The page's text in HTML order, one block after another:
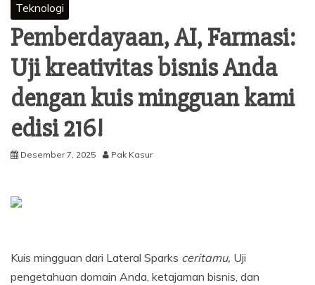
Teknologi
Pemberdayaan, AI, Farmasi:
Uji kreativitas bisnis Anda
dengan kuis mingguan kami
edisi 216!
Desember 7, 2025 Pak Kasur
Kuis mingguan dari Lateral Sparks ceritamu, Uji
pengetahuan domain Anda, ketajaman bisnis, dan